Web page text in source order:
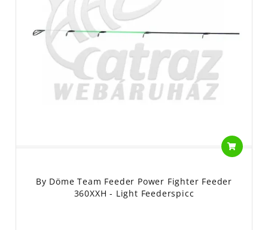
By Döme Team Feeder Power Fighter Feeder
360XXH - Light Feederspicc